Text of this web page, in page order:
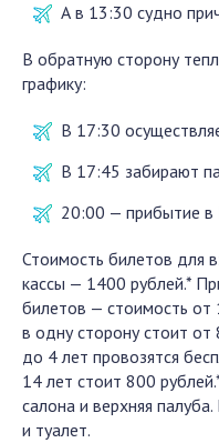
А в 13:30 судно
В обратную сторону
графику:
В 17:30
В 17:45 забирают
20:00 — прибытие в
Стоимость билетов для
кассы — 1400 рублей.*
билетов — стоимость от
в одну сторону стоит
до 4 лет провозятся
14 лет стоит 800
салона и верхняя
и туалет.